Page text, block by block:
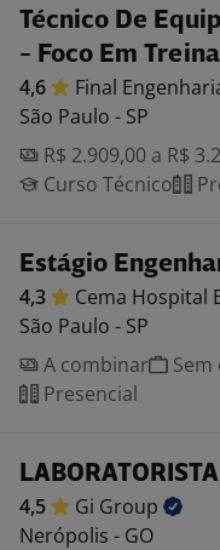
Técnico De
- Foco Em
4,6 Final
São Paulo - SP
R$ 2.909,00 a R$
Curso Técnico
Estágio
4,3 Cema Hospital
São Paulo - SP
A combinar
Sem
Presencial
LABORATORISTA
4,5 Gi Group
Nerópolis - GO